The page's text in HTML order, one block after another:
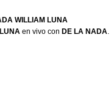
WILLIAM LUNA
en vivo con DE LA NADA.